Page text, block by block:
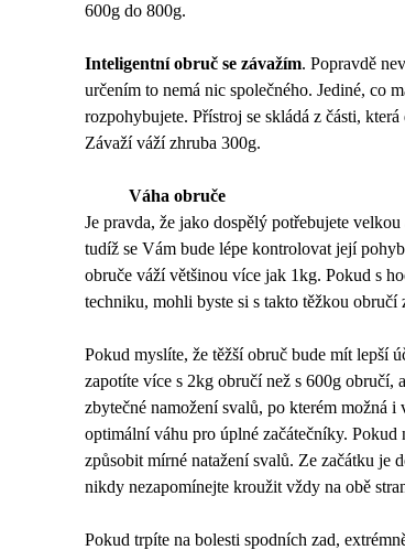
600g do 800g.
Inteligentní obruč se závažím. Popravdě
určením to nemá nic společného. Jediné, co
rozpohybujete. Přístroj se skládá z části,
Závaží váží zhruba 300g.
Váha obruče
Je pravda, že jako dospělý potřebujete
tudíž se Vám bude lépe kontrolovat její
obruče váží většinou více jak 1kg. Pokud s
techniku, mohli byste si s takto těžkou obručí
Pokud myslíte, že těžší obruč bude mít lepší
zapotíte více s 2kg obručí než s 600g obručí,
zbytečné namožení svalů, po kterém možná
optimální váhu pro úplné začátečníky.
způsobit mírné natažení svalů. Ze začátku je
nikdy nezapomínejte kroužit vždy na obě
Pokud trpíte na bolesti spodních zad,